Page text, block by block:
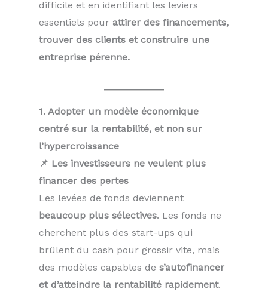
difficile et en identifiant les leviers
essentiels pour attirer des financements,
trouver des clients et construire une
entreprise pérenne.
1. Adopter un modèle économique
centré sur la rentabilité, et non sur
l’hypercroissance
📌 Les investisseurs ne veulent plus
financer des pertes
Les levées de fonds deviennent
beaucoup plus sélectives. Les fonds ne
cherchent plus des start-ups qui
brûlent du cash pour grossir vite, mais
des modèles capables de s’autofinancer
et d’atteindre la rentabilité rapidement.